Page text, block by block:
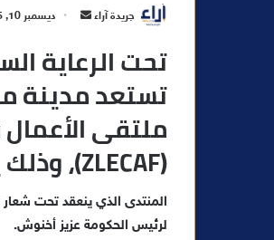
جريدة آراء
س
ب
ر
د
ل
ديسمبر 10, 2025
تحت الرعاية
تستعد مدينة
ملتقى
(ZLECAF)، وذلك يومي 11 و12 دجنبر 2025.
المنتدى الذي ينعقد تحت شعار
لرئيس الحكومة عزيز أخنوش.